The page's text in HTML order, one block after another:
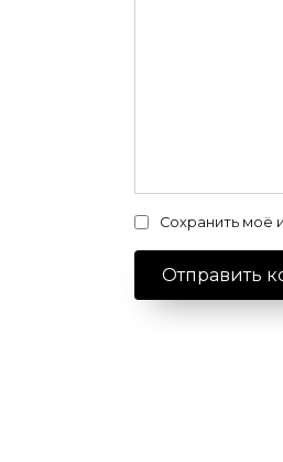
Сохранить моё